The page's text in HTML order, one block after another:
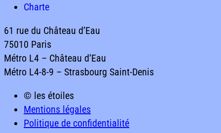
Organiser un événement
CharteCharte
61 rue du Château d’Eau
75010 Paris
Métro L4 – Château d’Eau
Métro L4-8-9 – Strasbourg Saint-Denis
© les étoiles
Mentions légales
Politique de confidentialité